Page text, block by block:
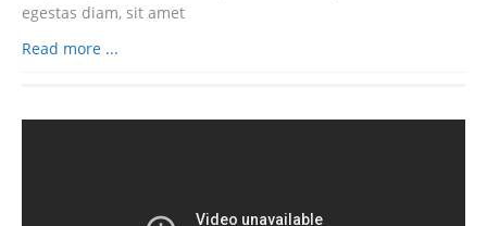
egestas diam, sit amet
Read more ...